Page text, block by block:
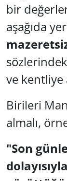
bir
aşağıda
ve kentliye
Birileri
almalı,
"Son